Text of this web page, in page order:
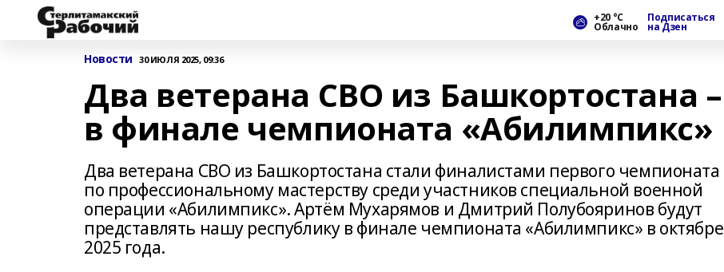
+20 °С
Облачно
Подписаться
на Дзен
Новости 30 ИЮЛЯ 2025, 09:36
Два ветерана СВО из Башкортостана –
в финале чемпионата «Абилимпикс»
Два ветерана СВО из Башкортостана стали финалистами первого чемпионата
по профессиональному мастерству среди участников специальной военной
операции «Абилимпикс». Артём Мухарямов и Дмитрий Полубояринов будут
представлять нашу республику в финале чемпионата «Абилимпикс» в октябре
2025 года.